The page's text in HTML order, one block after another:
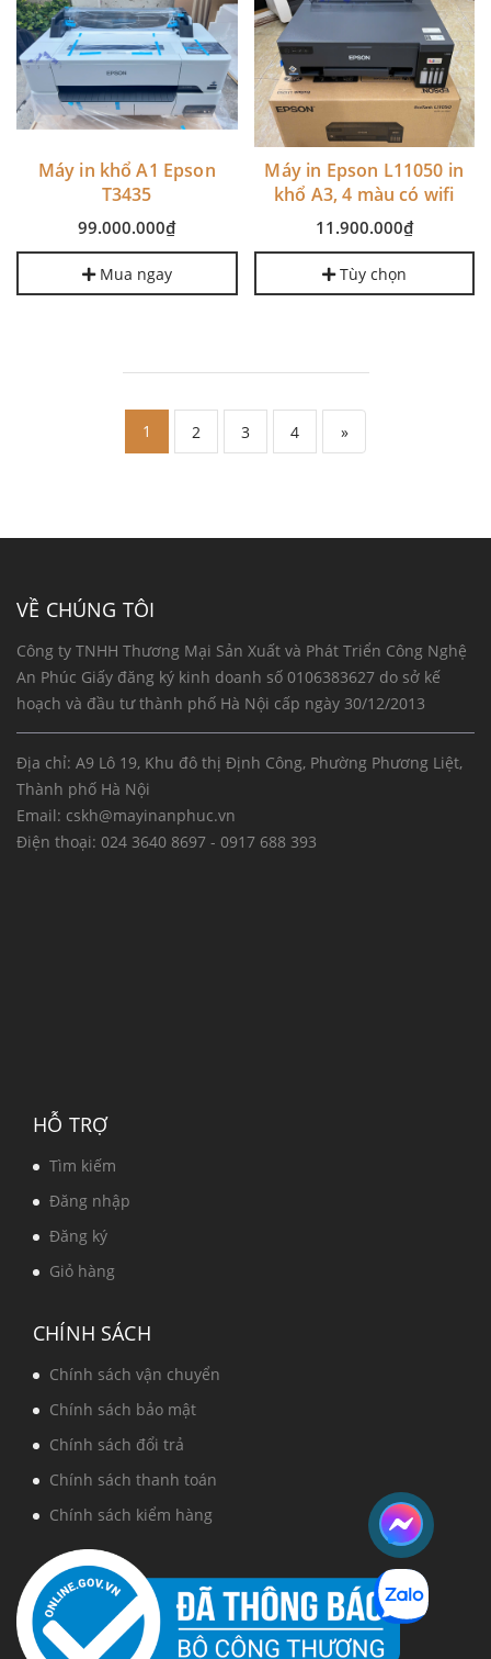
Máy in khổ A1 Epson
T3435
99.000.000₫
Mua ngay
Máy in Epson L11050 in
khổ A3, 4 màu có wifi
11.900.000₫
Tùy chọn
1 2 3 4 »
VỀ CHÚNG TÔI
Công ty TNHH Thương Mại Sản Xuất và Phát Triển Công Nghệ
An Phúc Giấy đăng ký kinh doanh số 0106383627 do sở kế
hoạch và đầu tư thành phố Hà Nội cấp ngày 30/12/2013
Địa chỉ: A9 Lô 19, Khu đô thị Định Công, Phường Phương Liệt,
Thành phố Hà Nội
Email: cskh@mayinanphuc.vn
Điện thoại: 024 3640 8697 - 0917 688 393
HỖ TRỢ
Tìm kiếm
Đăng nhập
Đăng ký
Giỏ hàng
CHÍNH SÁCH
Chính sách vận chuyển
Chính sách bảo mật
Chính sách đổi trả
Chính sách thanh toán
Chính sách kiểm hàng